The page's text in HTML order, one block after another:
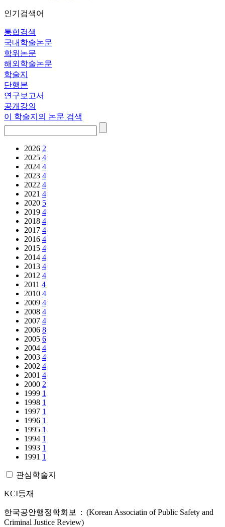
인기검색어
통합검색
국내학술논문
학위논문
해외학술논문
학술지
단행본
연구보고서
공개강의
이 학술지의 논문 검색
2026 2
2025 4
2024 4
2023 4
2022 4
2021 4
2020 5
2019 4
2018 4
2017 4
2016 4
2015 4
2014 4
2013 4
2012 4
2011 4
2010 4
2009 4
2008 4
2007 4
2006 8
2005 6
2004 4
2003 4
2002 4
2001 4
2000 2
1999 1
1998 1
1997 1
1996 1
1995 1
1994 1
1993 1
1991 1
관심학술지
KCI등재
한국공안행정학회보 : (Korean Associatin of Public Safety and
Criminal Justice Review)